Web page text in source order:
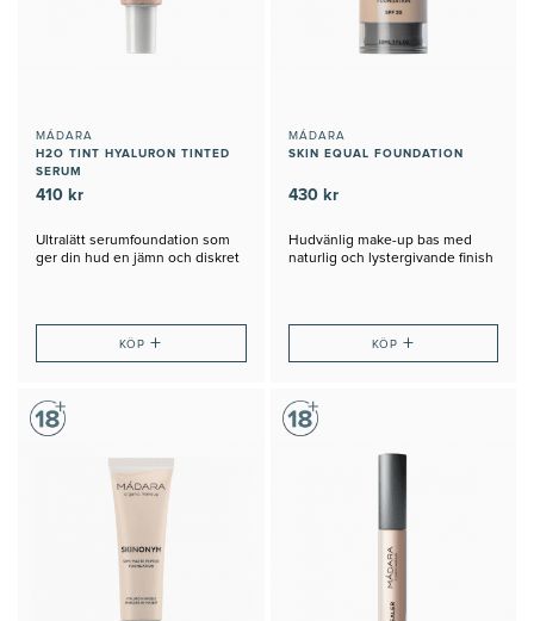
MÁDARA
H2O TINT HYALURON TINTED
SERUM
410 kr
Ultralätt serumfoundation som
ger din hud en jämn och diskret
KÖP+
MÁDARA
SKIN EQUAL FOUNDATION
430 kr
Hudvänlig make-up bas med
naturlig och lystergivande finish
KÖP +